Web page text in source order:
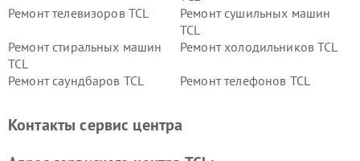
Ремонт телевизоров TCL
Ремонт сушильных машин
TCL
Ремонт стиральных машин
TCL
Ремонт холодильников TCL
Ремонт саундбаров TCL Ремонт телефонов TCL
Контакты сервис центра